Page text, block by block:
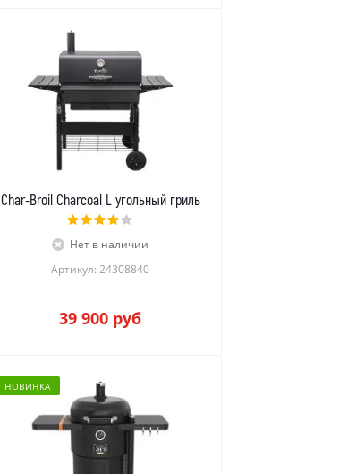
Char-Broil Charcoal L угольный гриль
Нет в наличии
Артикул: 24308840
39 900 руб
НОВИНКА